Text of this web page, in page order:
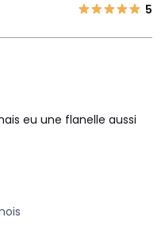
5
eu une flanelle aussi